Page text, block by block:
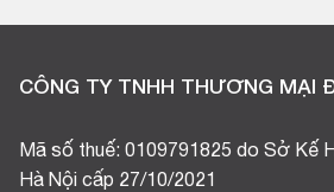
CÔNG TY TNHH THƯƠNG MẠI
Mã số thuế: 0109791825 do Sở Kế
Hà Nội cấp 27/10/2021